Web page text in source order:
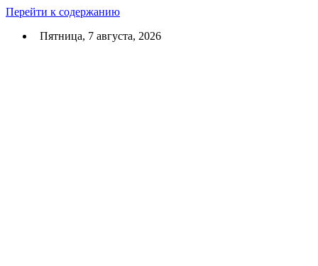
Перейти к содержанию
Пятница, 7 августа, 2026